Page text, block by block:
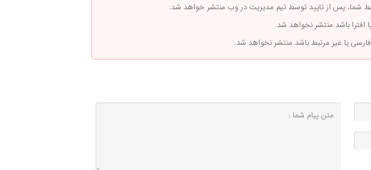
شما، پس از تایید توسط تیم مدیریت در وب منتشر خواهد شد.
باشد منتشر نخواهد شد.
فارسی یا غیر مرتبط باشد منتشر نخواهد شد.